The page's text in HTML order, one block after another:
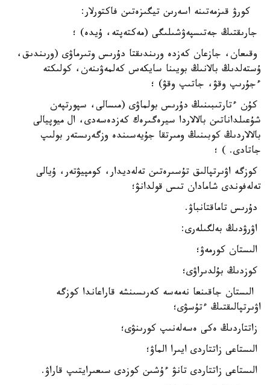
​ كورۋ قىزمەتىنە اسەرىن تيگىزەتىن فاكتورلار:
جارىقتىڭ جەتىسپەۋشىلىگى (مەكتەپتە، ۇيدە) ؛
وقىعان، جازعان كەزدە ورىندىقتا دۇرىس وتىرماۋى (ورىندىق،
ۇستەلدىڭ بالانىڭ بويىنا سايكەس كەلمەۋىنەن، كولىكتە
ءجۇرىپ وقۋ، جاتىپ وقۋ) ؛
كۇن ءتارتىبىنىڭ دۇرىس بولماۋى (مىسالى، سپورتپەن
شۇعىلداناتىن بالالاردا سيرەگىرەك كەزدەسەدى، ال ميوپيالى
بالالاردىڭ كوبىنىڭ ومىرتقا جۇيەسىندە وزگەرىستەر بولىپ
جاتادى. ) ؛
كوزگە اۋىرتپالىق تۇسىرەتىن تەلەديدار، كومپيۋتەر، ۇيالى
تەلەفوندى شامادان تىس قولدانۋ؛
دۇرىس تاماقتانباۋ.
اۋرۋدىڭ بەلگىلەرى:
الىستان كورمەۋ؛
كوزدىڭ بۇلدىراۋى؛
الىستان جاقىنعا نەمەسە كەرىسىنشە قاراعاندا كوزگە
اۋىرتپالىقتىڭ ءتۇسۋى؛
زاتتاردىڭ ەكى ەسەلەنىپ كورىنۋى؛
الىستاعى زاتتاردى ايىرا الماۋ؛
الىستاعى زاتتاردى تانۋ ءۇشىن كوزدى سىعىرايتىپ قاراۋ.